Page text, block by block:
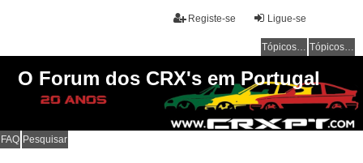
Ligue-se
Registe-se
Tópicos sem resposta Tópicos ativos
O Forum dos CRX's em Portugal
FAQ Pesquisar